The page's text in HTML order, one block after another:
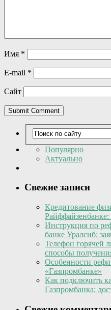
Имя *
E-mail *
Сайт
Популярно
Актуально
Свежие записи
Кредитование
Инструкция по
банке Уралсиб:
Телефон горячей
способы
Особенности
«Газпромбанке»
Как подключить
Газпромбанка: